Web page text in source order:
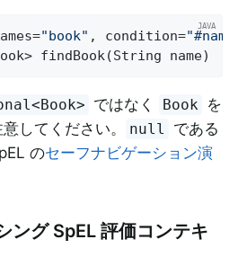
"book" , condition=
findBook(String name)
ではなく Book を
してください。
null
である
のセーフナビゲーション演
ング SpEL 評価コンテキ